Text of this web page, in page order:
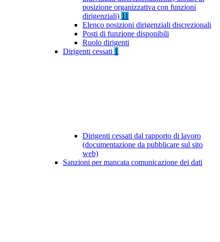
posizione organizzativa con funzioni
dirigenziali) 11
Elenco posizioni dirigenziali discrezionali
Posti di funzione disponibili
Ruolo dirigenti
Dirigenti cessati 1
Dirigenti cessati dal rapporto di lavoro
(documentazione da pubblicare sul sito
web)
Sanzioni per mancata comunicazione dei dati